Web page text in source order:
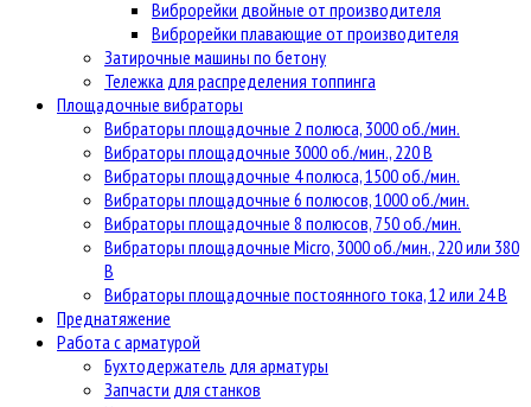
Виброрейки двойные от производителя
Виброрейки плавающие от производителя
Затирочные машины по бетону
Тележка для распределения топпинга
Площадочные вибраторы
Вибраторы площадочные 2 полюса, 3000 об./мин.
Вибраторы площадочные 3000 об./мин., 220 В
Вибраторы площадочные 4 полюса, 1500 об./мин.
Вибраторы площадочные 6 полюсов, 1000 об./мин.
Вибраторы площадочные 8 полюсов, 750 об./мин.
Вибраторы площадочные Micro, 3000 об./мин., 220 или 380
В
Вибраторы площадочные постоянного тока, 12 или 24 В
Преднатяжение
Работа с арматурой
Бухтодержатель для арматуры
Запчасти для станков